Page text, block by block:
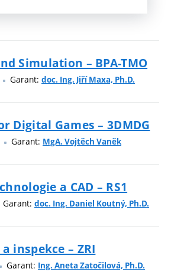
Simulation – BPA-TMO
Garant: doc. Ing. Jiří Maxa, Ph.D.
Digital Games – 3DMDG
Garant: MgA. Vojtěch Vaněk
a CAD – RS1
Garant: doc. Ing. Daniel Koutný, Ph.D.
inspekce – ZRI
Garant: Ing. Aneta Zatočilová, Ph.D.